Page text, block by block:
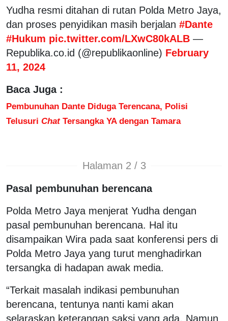
Yudha resmi ditahan di rutan Polda Metro Jaya,
dan proses penyidikan masih berjalan #Dante
#Hukum pic.twitter.com/LXwC80kALB —
Republika.co.id (@republikaonline) February
11, 2024
Baca Juga :
Pembunuhan Dante Diduga Terencana, Polisi
Telusuri ChatTersangka YA dengan Tamara
Halaman 2 / 3
Pasal pembunuhan berencana
Polda Metro Jaya menjerat Yudha dengan
pasal pembunuhan berencana. Hal itu
disampaikan Wira pada saat konferensi pers di
Polda Metro Jaya yang turut menghadirkan
tersangka di hadapan awak media.
“Terkait masalah indikasi pembunuhan
berencana, tentunya nanti kami akan
selaraskan keterangan saksi yang ada. Namun